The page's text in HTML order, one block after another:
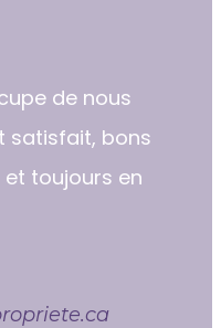
de nous
satisfait, bons
toujours en